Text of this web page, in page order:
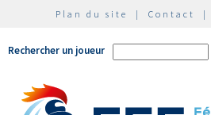
Plan du site | Contact |
Rechercher un joueur